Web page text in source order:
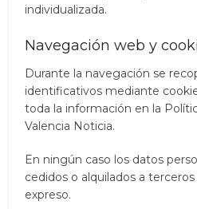
individualizada.
Navegación web y
Durante la navegación se
identificativos mediante
toda la información en la
Valencia Noticia.
En ningún caso los datos
cedidos o alquilados a
expreso.